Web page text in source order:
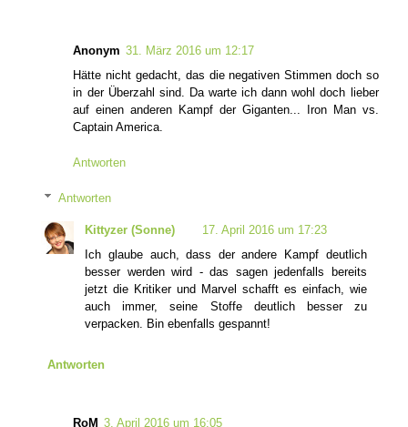
Anonym 31. März 2016 um 12:17
Hätte nicht gedacht, das die negativen Stimmen doch so
in der Überzahl sind. Da warte ich dann wohl doch lieber
auf einen anderen Kampf der Giganten... Iron Man vs.
Captain America.
Antworten
Antworten
Kittyzer (Sonne)
17. April 2016 um 17:23
Ich glaube auch, dass der andere Kampf deutlich
besser werden wird - das sagen jedenfalls bereits
jetzt die Kritiker und Marvel schafft es einfach, wie
auch immer, seine Stoffe deutlich besser zu
verpacken. Bin ebenfalls gespannt!
Antworten
RoM 3. April 2016 um 16:05